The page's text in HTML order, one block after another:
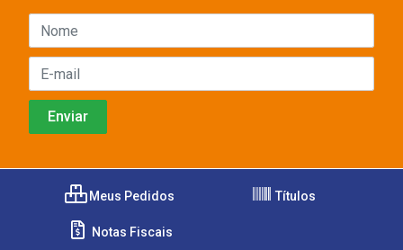
Meus Pedidos Títulos
Notas Fiscais